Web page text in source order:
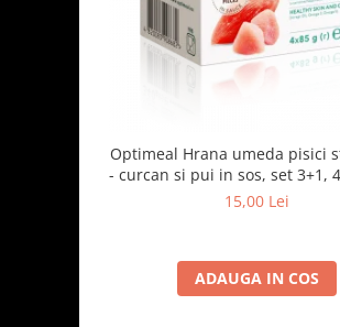
Optimeal Hrana umeda pisici
- curcan si pui in sos, set 3+1,
15,00 Lei
ADAUGA IN COS